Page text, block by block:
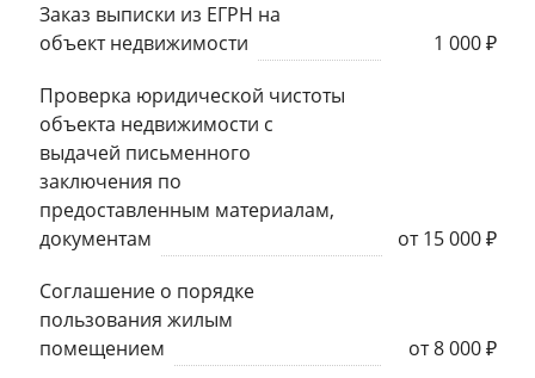
Заказ выписки из ЕГРН на
объект недвижимости
1 000 ₽
Проверка юридической чистоты
объекта недвижимости с
выдачей письменного
заключения по
предоставленным материалам,
документам
от 15 000 ₽
Соглашение о порядке
пользования жилым
помещением
от 8 000 ₽